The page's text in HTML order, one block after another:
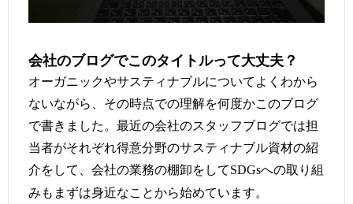
会社のブログでこのタイトルって大丈夫？
オーガニックやサスティナブルについてよくわから
ないながら、その時点での理解を何度かこのブログ
で書きました。最近の会社のスタッフブログでは担
当者がそれぞれ得意分野のサスティナブル資材の紹
介をして、会社の業務の棚卸をしてSDGsへの取り組
みもまずは身近なことから始めています。